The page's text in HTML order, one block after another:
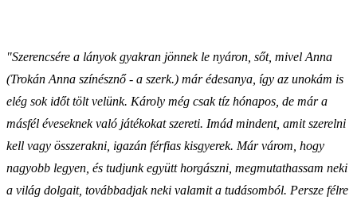
"Szerencsére a lányok gyakran jönnek le nyáron, sőt, mivel Anna
(Trokán Anna színésznő - a szerk.) már édesanya, így az unokám is
elég sok időt tölt velünk. Károly még csak tíz hónapos, de már a
másfél éveseknek való játékokat szereti. Imád mindent, amit szerelni
kell vagy összerakni, igazán férfias kisgyerek. Már várom, hogy
nagyobb legyen, és tudjunk együtt horgászni, megmutathassam neki
a világ dolgait, továbbadjak neki valamit a tudásomból. Persze félre